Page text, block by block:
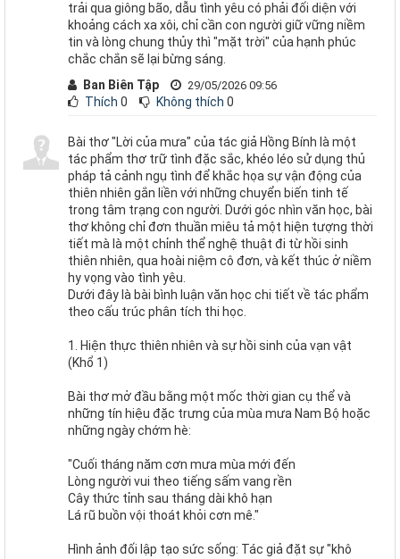
trải qua giông bão, dẫu tình yêu có phải đối diện với
khoảng cách xa xôi, chỉ cần con người giữ vững niềm
tin và lòng chung thủy thì "mặt trời" của hạnh phúc
chắc chắn sẽ lại bừng sáng.
Ban Biên Tập
29/05/2026 09:56
Thích 0 Không thích 0
Bài thơ "Lời của mưa" của tác giả Hồng Bính là một
tác phẩm thơ trữ tình đặc sắc, khéo léo sử dụng thủ
pháp tả cảnh ngụ tình để khắc họa sự vận động của
thiên nhiên gắn liền với những chuyển biến tinh tế
trong tâm trạng con người. Dưới góc nhìn văn học, bài
thơ không chỉ đơn thuần miêu tả một hiện tượng thời
tiết mà là một chỉnh thể nghệ thuật đi từ hồi sinh
thiên nhiên, qua hoài niệm cô đơn, và kết thúc ở niềm
hy vọng vào tình yêu.
Dưới đây là bài bình luận văn học chi tiết về tác phẩm
theo cấu trúc phân tích thi học.
1. Hiện thực thiên nhiên và sự hồi sinh của vạn vật
(Khổ 1)
Bài thơ mở đầu bằng một mốc thời gian cụ thể và
những tín hiệu đặc trưng của mùa mưa Nam Bộ hoặc
những ngày chớm hè:
"Cuối tháng năm cơn mưa mùa mới đến
Lòng người vui theo tiếng sấm vang rền
Cây thức tỉnh sau tháng dài khô hạn
Lá rũ buồn vội thoát khỏi cơn mê."
Hình ảnh đối lập tạo sức sống: Tác giả đặt sự "khô